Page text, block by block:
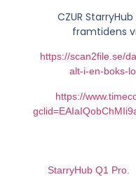
CZUR
framtidens
https://scan2file.se/
alt-i-en-boks-
https://
StarryHub Q1 Pro.